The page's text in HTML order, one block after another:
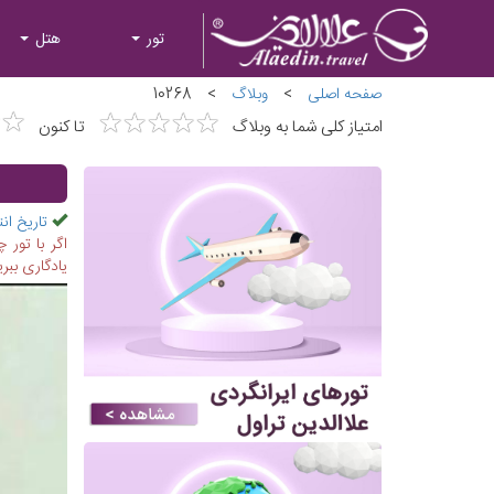
تور هتل
صفحه اصلی > وبلاگ >
10268
امتیاز کلی شما به وبلاگ ★★★★★
★★★★★ تا کنون ★
★
تاریخ
اگر با
یادگاری